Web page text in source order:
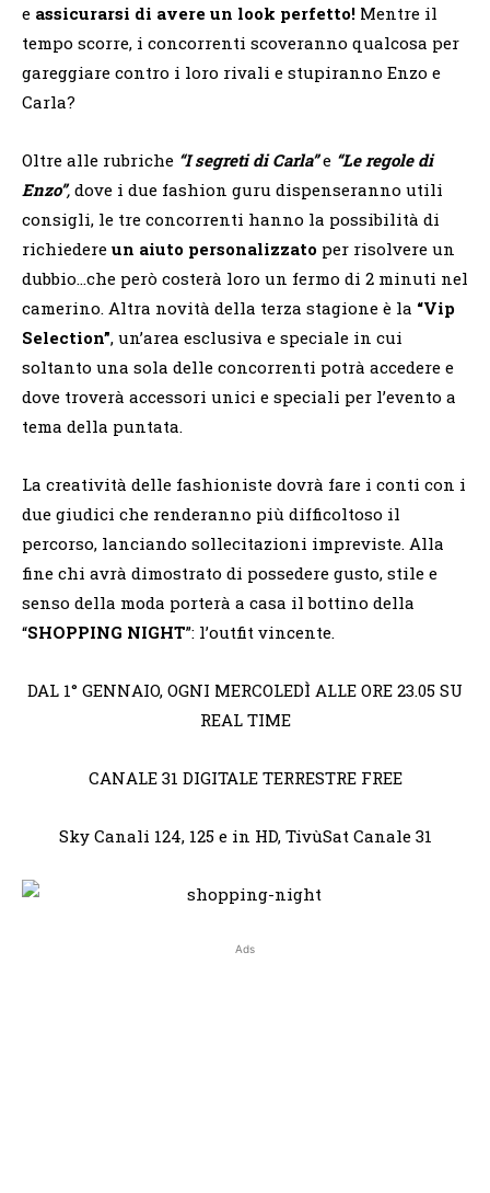
e assicurarsi di avere un look perfetto! Mentre il
tempo scorre, i concorrenti scoveranno qualcosa per
gareggiare contro i loro rivali e stupiranno Enzo e
Carla?
Oltre alle rubriche “I segreti di Carla” e “Le regole di
Enzo”, dove i due fashion guru dispenseranno utili
consigli, le tre concorrenti hanno la possibilità di
richiedere un aiuto personalizzato per risolvere un
dubbio…che però costerà loro un fermo di 2 minuti nel
camerino. Altra novità della terza stagione è la “Vip
Selection”, un’area esclusiva e speciale in cui
soltanto una sola delle concorrenti potrà accedere e
dove troverà accessori unici e speciali per l’evento a
tema della puntata.
La creatività delle fashioniste dovrà fare i conti con i
due giudici che renderanno più difficoltoso il
percorso, lanciando sollecitazioni impreviste. Alla
fine chi avrà dimostrato di possedere gusto, stile e
senso della moda porterà a casa il bottino della
“SHOPPING NIGHT”: l’outfit vincente.
DAL 1° GENNAIO, OGNI MERCOLEDÌ ALLE ORE 23.05 SU
REAL TIME
CANALE 31 DIGITALE TERRESTRE FREE
Sky Canali 124, 125 e in HD, TivùSat Canale 31
Ads